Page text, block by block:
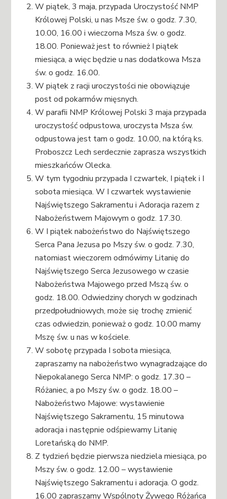
W piątek, 3 maja, przypada Uroczystość NMP
Królowej Polski, u nas Msze św. o godz. 7.30,
10.00, 16.00 i wieczorna Msza św. o godz.
18.00. Ponieważ jest to również I piątek
miesiąca, a więc będzie u nas dodatkowa Msza
św. o godz. 16.00.
W piątek z racji uroczystości nie obowiązuje
post od pokarmów mięsnych.
W parafii NMP Królowej Polski 3 maja przypada
uroczystość odpustowa, uroczysta Msza św.
odpustowa jest tam o godz. 10.00, na którą ks.
Proboszcz Lech serdecznie zaprasza wszystkich
mieszkańców Olecka.
W tym tygodniu przypada I czwartek, I piątek i I
sobota miesiąca. W I czwartek wystawienie
Najświętszego Sakramentu i Adoracja razem z
Nabożeństwem Majowym o godz. 17.30.
W I piątek nabożeństwo do Najświętszego
Serca Pana Jezusa po Mszy św. o godz. 7.30,
natomiast wieczorem odmówimy Litanię do
Najświętszego Serca Jezusowego w czasie
Nabożeństwa Majowego przed Mszą św. o
godz. 18.00. Odwiedziny chorych w godzinach
przedpołudniowych, może się trochę zmienić
czas odwiedzin, ponieważ o godz. 10.00 mamy
Mszę św. u nas w kościele.
W sobotę przypada I sobota miesiąca,
zapraszamy na nabożeństwo wynagradzające do
Niepokalanego Serca NMP: o godz. 17.30 –
Różaniec, a po Mszy św. o godz. 18.00 –
Nabożeństwo Majowe: wystawienie
Najświętszego Sakramentu, 15 minutowa
adoracja i następnie odśpiewamy Litanię
Loretańską do NMP.
Z tydzień będzie pierwsza niedziela miesiąca, po
Mszy św. o godz. 12.00 – wystawienie
Najświętszego Sakramentu i adoracja. O godz.
16.00 zapraszamy Wspólnoty Żywego Różańca